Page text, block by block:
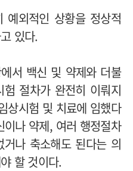
예외적인 상황을 정상적
있다.
서 백신 및 약제와 더불
절차가 완전히 이뤄지
상시험 및 치료에 임했다
나 약제, 여러 행정절차
나 축소해도 된다는 의
할 것이다.